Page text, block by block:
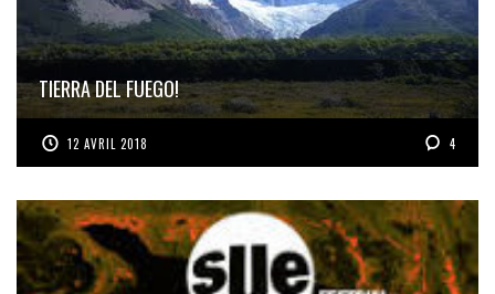
TIERRA DEL FUEGO!
12 AVRIL 2018 4